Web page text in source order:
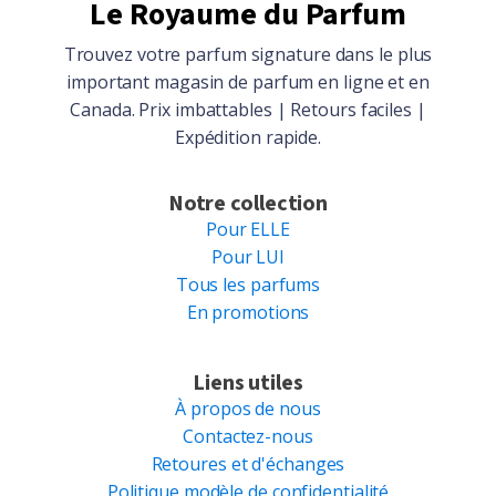
Le Royaume du Parfum
Trouvez votre parfum signature dans le plus
important magasin de parfum en ligne et en
Canada. Prix imbattables | Retours faciles |
Expédition rapide.
Notre collection
Pour ELLE
Pour LUI
Tous les parfums
En promotions
Liens utiles
À propos de nous
Contactez-nous
Retoures et d'échanges